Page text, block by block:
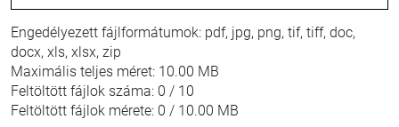
Engedélyezett fájlformátumok: pdf, jpg, png, tif, tiff, doc,
docx, xls, xlsx, zip
Maximális teljes méret: 10.00 MB
Feltöltött fájlok száma: 0 / 10
Feltöltött fájlok mérete: 0 / 10.00 MB